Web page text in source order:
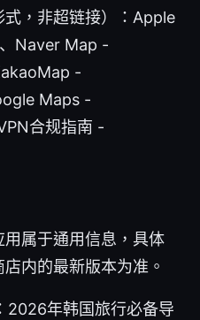
，非超链接）：Apple
Naver Map -
-
Maps -
合规指南 -
属于通用信息，具体
内的最新版本为准。
2026年韩国旅行必备导